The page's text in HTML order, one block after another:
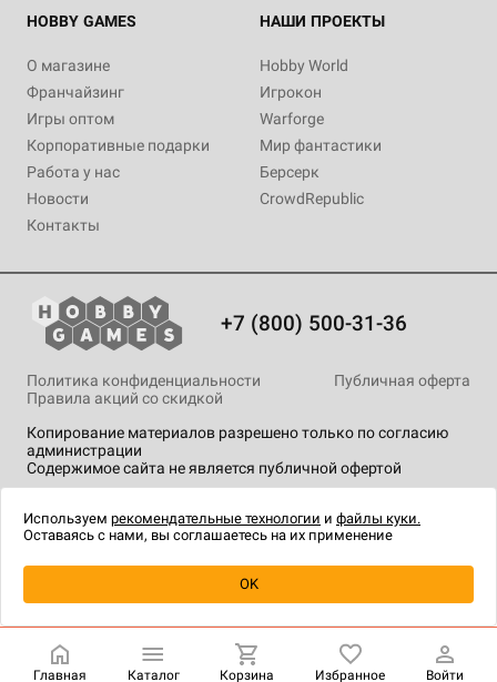
Уведомить о наличии
HOBBY GAMES
О магазине
Франчайзинг
Игры оптом
Корпоративные подарки
Работа у нас
Новости
Контакты
НАШИ ПРОЕКТЫ
Hobby World
Игрокон
Warforge
Мир фантастики
Берсерк
CrowdRepublic
+7 (800) 500-31-36
Копирование материалов разрешено только по согласию
администрации
Содержимое сайта не является публичной офертой
Политика конфиденциальности
Публичная оферта
Правила акций со скидкой
технологии.
Главная Каталог Корзина Избранное Войти
Используем рекомендательные технологии и файлы куки.
Оставаясь с нами, вы соглашаетесь на их применение
OK